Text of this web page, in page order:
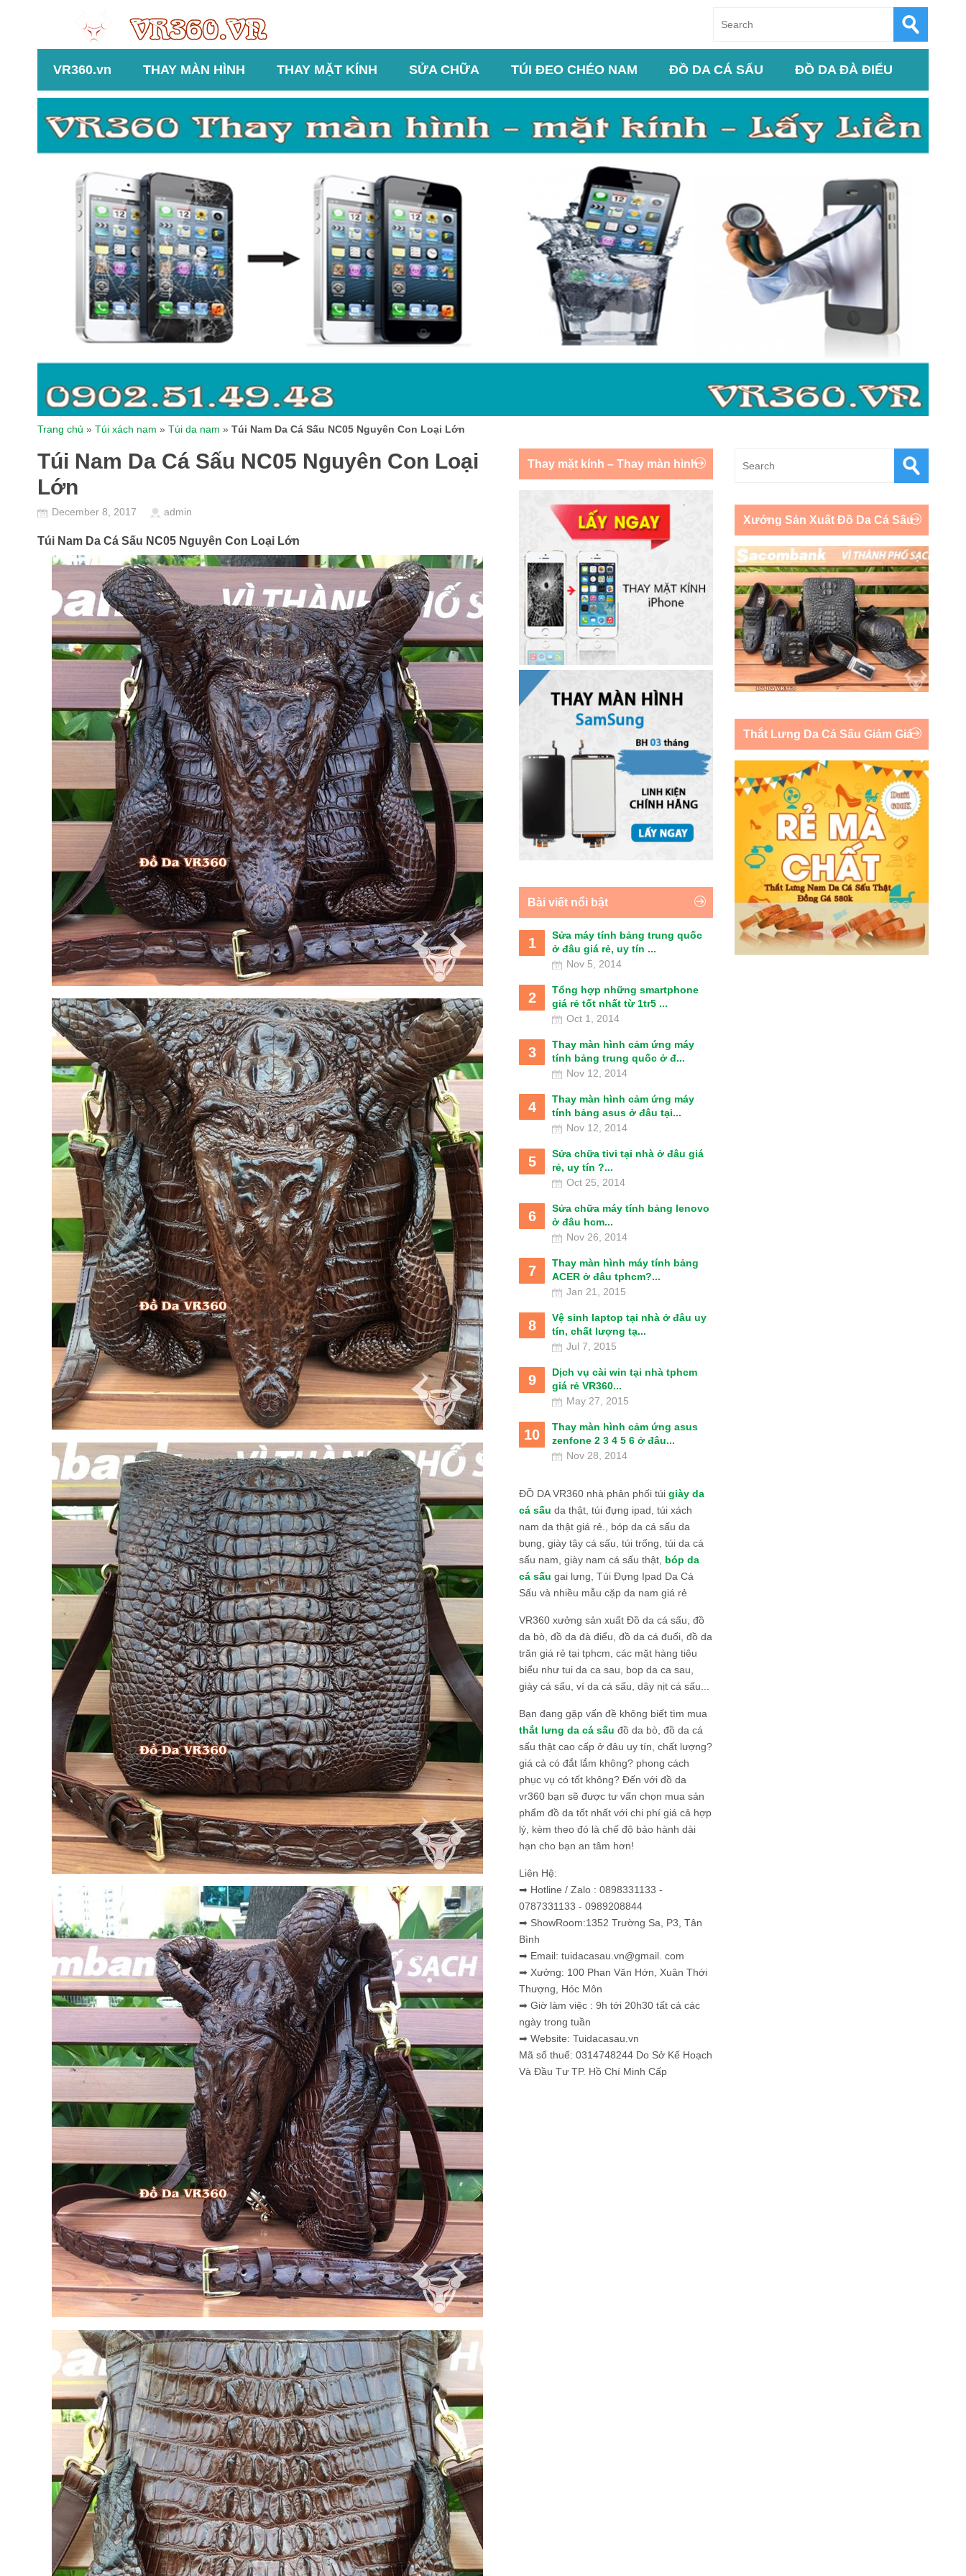
VR360.vn THAY MÀN HÌNH THAY MẶT KÍNH SỬA CHỮA TÚI ĐEO CHÉO NAM ĐỒ DA CÁ SẤU ĐỒ DA ĐÀ ĐIỂU
Trang chủ » Túi xách nam » Túi da nam » Túi Nam Da Cá Sấu NC05 Nguyên Con Loại Lớn
Túi Nam Da Cá Sấu NC05 Nguyên Con Loại
Lớn
December 8, 2017 admin
Túi Nam Da Cá Sấu NC05 Nguyên Con Loại Lớn
Thay mặt kính – Thay màn hình
Bài viết nổi bật
1
Sửa máy tính bảng trung quốc
ở đâu giá rẻ, uy tín ...
Nov 5, 2014
2
Tổng hợp những smartphone
giá rẻ tốt nhất từ 1tr5 ...
Oct 1, 2014
3
Thay màn hình cảm ứng máy
tính bảng trung quốc ở đ...
Nov 12, 2014
4
Thay màn hình cảm ứng máy
tính bảng asus ở đâu tại...
Nov 12, 2014
5
Sửa chữa tivi tại nhà ở đâu giá
rẻ, uy tín ?...
Oct 25, 2014
6
Sửa chữa máy tính bảng lenovo
ở đâu hcm...
Nov 26, 2014
7
Thay màn hình máy tính bảng
ACER ở đâu tphcm?...
Jan 21, 2015
8
Vệ sinh laptop tại nhà ở đâu uy
tín, chất lượng tạ...
Jul 7, 2015
9
Dịch vụ cài win tại nhà tphcm
giá rẻ VR360...
May 27, 2015
10
Thay màn hình cảm ứng asus
zenfone 2 3 4 5 6 ở đâu...
Nov 28, 2014
ĐỒ DA VR360 nhà phân phối túi giày da
cá sấu da thật, túi đựng ipad, túi xách
nam da thật giá rẻ., bóp da cá sấu da
bụng, giày tây cá sấu, túi trống, túi da cá
sấu nam, giày nam cá sấu thật, bóp da
cá sấu gai lưng, Túi Đựng Ipad Da Cá
Sấu và nhiều mẫu cặp da nam giá rẻ
VR360 xưởng sản xuất Đồ da cá sấu, đồ
da bò, đồ da đà điểu, đồ da cá đuối, đồ da
trăn giá rẻ tại tphcm, các mặt hàng tiêu
biểu như tui da ca sau, bop da ca sau,
giày cá sấu, ví da cá sấu, dây nịt cá sấu...
Bạn đang gặp vấn đề không biết tìm mua
thắt lưng da cá sấu đồ da bò, đồ da cá
sấu thật cao cấp ở đâu uy tín, chất lượng?
giá cả có đắt lắm không? phong cách
phục vụ có tốt không? Đến với đồ da
vr360 bạn sẽ được tư vấn chọn mua sản
phẩm đồ da tốt nhất với chi phí giá cả hợp
lý, kèm theo đó là chế độ bảo hành dài
hạn cho bạn an tâm hơn!
Liên Hệ:
➡ Hotline / Zalo : 0898331133 -
0787331133 - 0989208844
➡ ShowRoom:1352 Trường Sa, P3, Tân
Bình
➡ Email: tuidacasau.vn@gmail. com
➡ Xưởng: 100 Phan Văn Hớn, Xuân Thới
Thượng, Hóc Môn
➡ Giờ làm việc : 9h tới 20h30 tất cả các
ngày trong tuần
➡ Website: Tuidacasau.vn
Mã số thuế: 0314748244 Do Sở Kế Hoạch
Và Đầu Tư TP. Hồ Chí Minh Cấp
Xưởng Sản Xuất Đồ Da Cá Sấu
Thắt Lưng Da Cá Sấu Giảm Giá